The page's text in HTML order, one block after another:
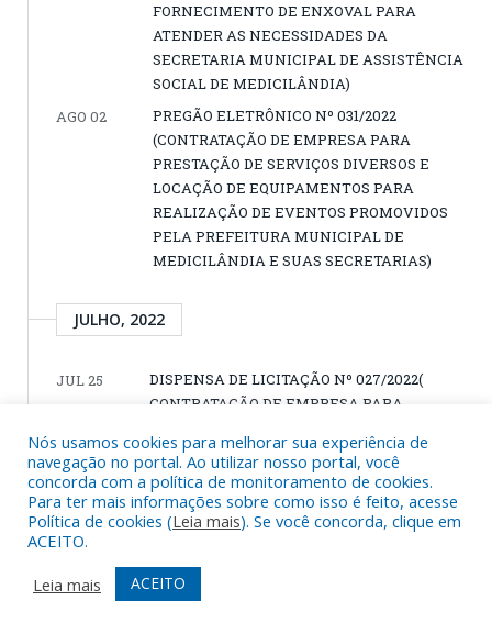
FORNECIMENTO DE ENXOVAL PARA
ATENDER AS NECESSIDADES DA
SECRETARIA MUNICIPAL DE ASSISTÊNCIA
SOCIAL DE MEDICILÂNDIA)
AGO 02
PREGÃO ELETRÔNICO Nº 031/2022
(CONTRATAÇÃO DE EMPRESA PARA
PRESTAÇÃO DE SERVIÇOS DIVERSOS E
LOCAÇÃO DE EQUIPAMENTOS PARA
REALIZAÇÃO DE EVENTOS PROMOVIDOS
PELA PREFEITURA MUNICIPAL DE
MEDICILÂNDIA E SUAS SECRETARIAS)
JULHO, 2022
JUL 25
DISPENSA DE LICITAÇÃO Nº 027/2022(
CONTRATAÇÃO DE EMPRESA PARA
LANTERNAGEM E PINTURA DA
AMBULÂNCIA, PARA ATENDER AS
NECESSIDADES DA SECRETÁRIA
MUNICIPAL DE SAÚDE DE MEDICILÃNDIA)
(CONTRATAÇAO DE EMPRESA PARA
PREWSTAÇAO DE SERVIÇOS DE
Nós usamos cookies para melhorar sua experiência de
navegação no portal. Ao utilizar nosso portal, você
concorda com a política de monitoramento de cookies.
Para ter mais informações sobre como isso é feito, acesse
Política de cookies (Leia mais). Se você concorda, clique em
ACEITO.
Leia mais
ACEITO